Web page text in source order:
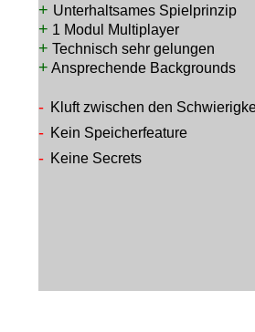
+ Unterhaltsames Spielprinzip
+ 1 Modul Multiplayer
+ Technisch sehr gelungen
+ Ansprechende Backgrounds
- Kluft zwischen den
- Kein Speicherfeature
- Keine Secrets